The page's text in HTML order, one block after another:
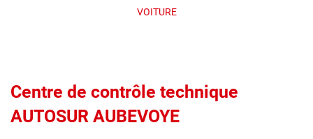
VOITURE
Centre de contrôle technique
AUTOSUR AUBEVOYE